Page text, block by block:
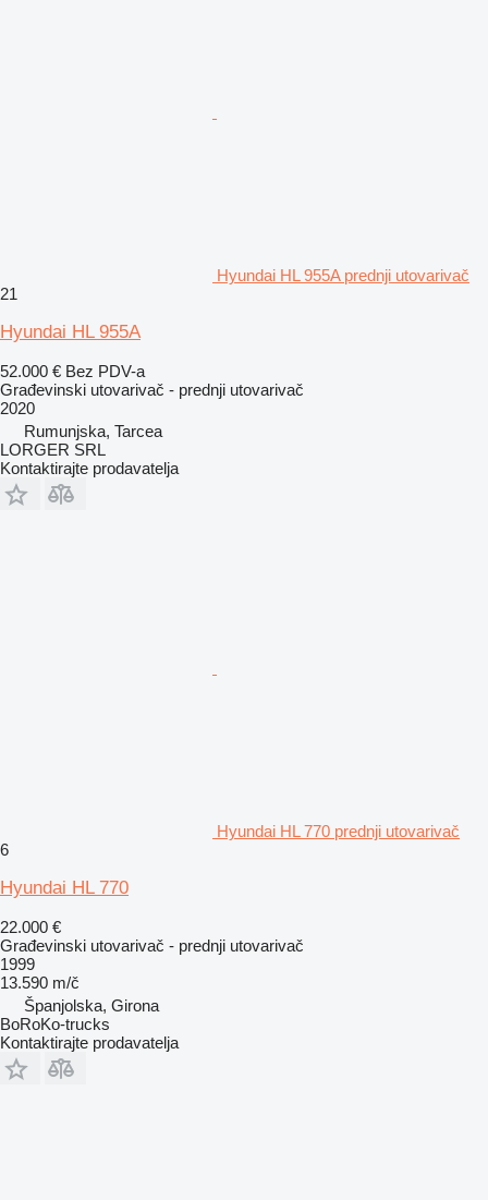
Hyundai HL 955A prednji utovarivač
21
Hyundai HL 955A
52.000 € Bez PDV-a
Građevinski utovarivač - prednji utovarivač
2020
Rumunjska, Tarcea
LORGER SRL
Kontaktirajte prodavatelja
Hyundai HL 770 prednji utovarivač
6
Hyundai HL 770
22.000 €
Građevinski utovarivač - prednji utovarivač
1999
13.590 m/č
Španjolska, Girona
BoRoKo-trucks
Kontaktirajte prodavatelja